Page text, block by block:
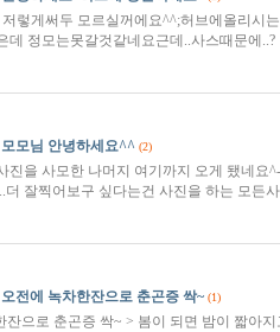
렇게써두 모르실꺼에요^^;허브에올리시
데 정모는못갈것같네요근데..사스때문에
모모님 안녕하세요^^ (2)
진을 사모한 나머지 여기까지 오게 됐네
더 잘찍어보구 싶다는건 사진을 하는 모든
오전에 녹차한잔으로 춘곤증 싹~ (1)
잔으로 춘곤증 싹~ > 봄이 되면 밤이 짧아